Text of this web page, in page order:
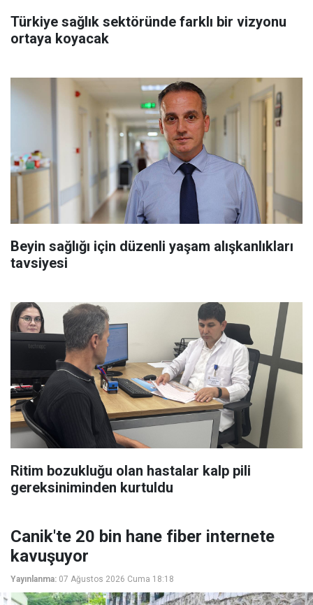
Türkiye sağlık sektöründe farklı bir vizyonu
ortaya koyacak
Beyin sağlığı için düzenli yaşam alışkanlıkları
tavsiyesi
Ritim bozukluğu olan hastalar kalp pili
gereksiniminden kurtuldu
Canik'te 20 bin hane fiber internete
kavuşuyor
Yayınlanma: 07 Ağustos 2026 Cuma 18:18